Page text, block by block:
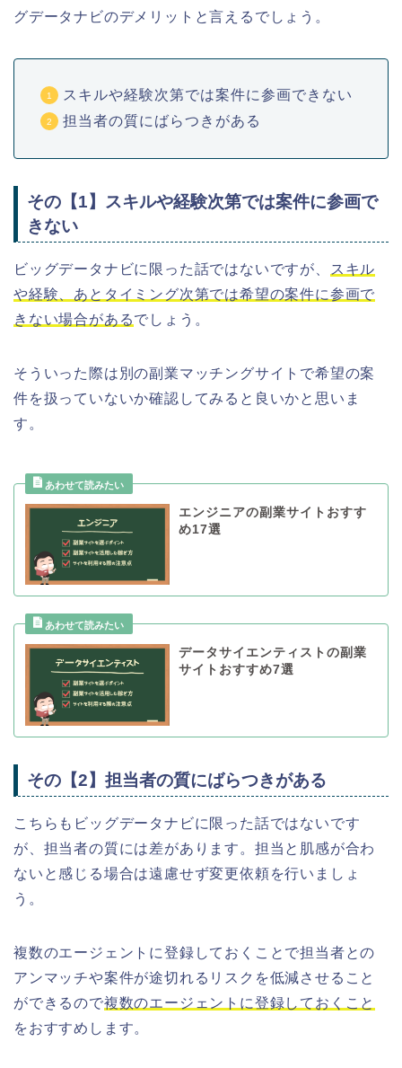
グデータナビのデメリットと言えるでしょう。
スキルや経験次第では案件に参画できない
担当者の質にばらつきがある
その【1】スキルや経験次第では案件に参画で
きない
ビッグデータナビに限った話ではないですが、
スキル
や経験、あとタイミング次第では希望の案件に参画で
きない場合があるでしょう。
そういった際は別の副業マッチングサイトで希望の案
件を扱っていないか確認してみると良いかと思いま
す。
エンジニアの副業サイトおすす
め17選
データサイエンティストの副業
サイトおすすめ7選
その【2】担当者の質にばらつきがある
こちらもビッグデータナビに限った話ではないです
が、担当者の質には差があります。担当と肌感が合わ
ないと感じる場合は遠慮せず変更依頼を行いましょ
う。
複数のエージェントに登録しておくことで担当者との
アンマッチや案件が途切れるリスクを低減させること
ができるので複数のエージェントに登録しておくこと
をおすすめします。